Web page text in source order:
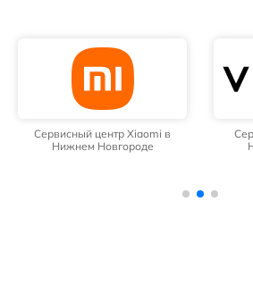
Сервисный центр Xiaomi в
Нижнем Новгороде